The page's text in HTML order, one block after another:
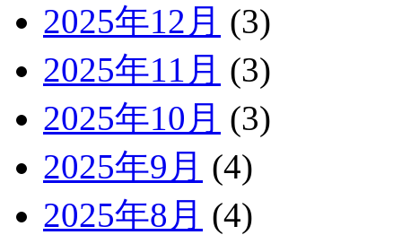
2025年12月 (3)
2025年11月 (3)
2025年10月 (3)
2025年9月 (4)
2025年8月 (4)